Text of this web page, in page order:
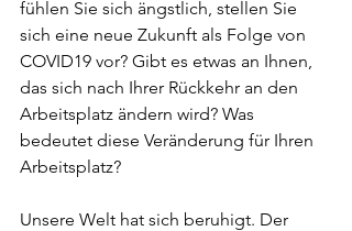
fühlen Sie sich ängstlich, stellen Sie
sich eine neue Zukunft als Folge von
COVID19 vor? Gibt es etwas an Ihnen,
das sich nach Ihrer Rückkehr an den
Arbeitsplatz ändern wird? Was
bedeutet diese Veränderung für Ihren
Arbeitsplatz?
Unsere Welt hat sich beruhigt. Der